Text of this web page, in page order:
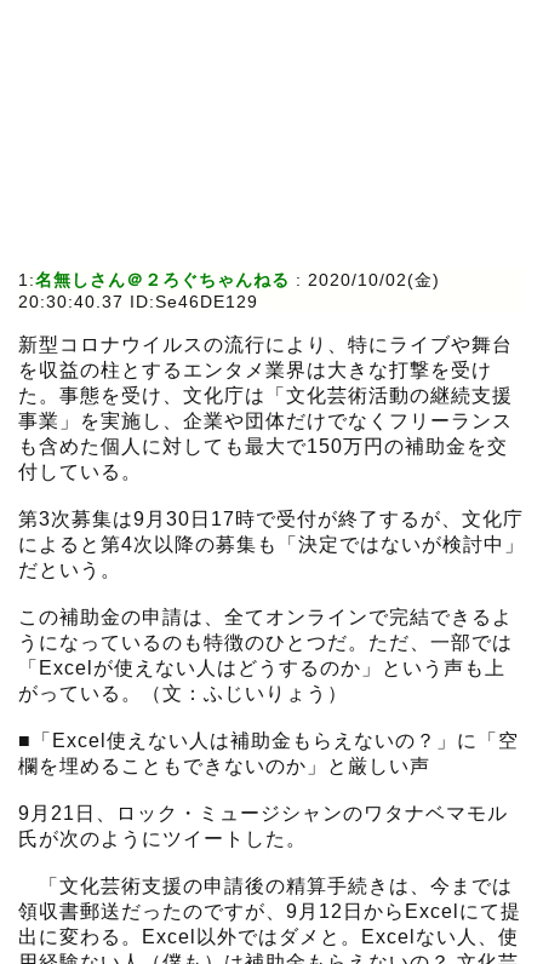
1:名無しさん＠２ろぐちゃんねる : 2020/10/02(金)
20:30:40.37 ID:Se46DE129
新型コロナウイルスの流行により、特にライブや舞台
を収益の柱とするエンタメ業界は大きな打撃を受け
た。事態を受け、文化庁は「文化芸術活動の継続支援
事業」を実施し、企業や団体だけでなくフリーランス
も含めた個人に対しても最大で150万円の補助金を交
付している。
第3次募集は9月30日17時で受付が終了するが、文化庁
によると第4次以降の募集も「決定ではないが検討中」
だという。
この補助金の申請は、全てオンラインで完結できるよ
うになっているのも特徴のひとつだ。ただ、一部では
「Excelが使えない人はどうするのか」という声も上
がっている。（文：ふじいりょう）
■「Excel使えない人は補助金もらえないの？」に「空
欄を埋めることもできないのか」と厳しい声
9月21日、ロック・ミュージシャンのワタナベマモル
氏が次のようにツイートした。
「文化芸術支援の申請後の精算手続きは、今までは
領収書郵送だったのですが、9月12日からExcelにて提
出に変わる。Excel以外ではダメと。Excelない人、使